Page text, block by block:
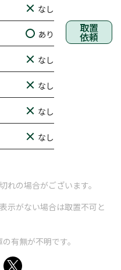
なし
あり 取置
依頼
なし
なし
なし
なし
の場合がございます。
示がない場合は取置不可と
有無が不明です。